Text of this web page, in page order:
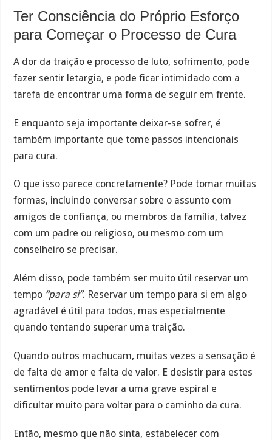
Ter Consciência do Próprio Esforço
para Começar o Processo de Cura
A dor da traição e processo de luto, sofrimento, pode
fazer sentir letargia, e pode ficar intimidado com a
tarefa de encontrar uma forma de seguir em frente.
E enquanto seja importante deixar-se sofrer, é
também importante que tome passos intencionais
para cura.
O que isso parece concretamente? Pode tomar muitas
formas, incluindo conversar sobre o assunto com
amigos de confiança, ou membros da família, talvez
com um padre ou religioso, ou mesmo com um
conselheiro se precisar.
Além disso, pode também ser muito útil reservar um
tempo “para si”. Reservar um tempo para si em algo
agradável é útil para todos, mas especialmente
quando tentando superar uma traição.
Quando outros machucam, muitas vezes a sensação é
de falta de amor e falta de valor. E desistir para estes
sentimentos pode levar a uma grave espiral e
dificultar muito para voltar para o caminho da cura.
Então, mesmo que não sinta, estabelecer com